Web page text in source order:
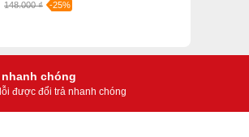
148.000 ₫ -25%
chóng
được đổi trả nhanh chóng